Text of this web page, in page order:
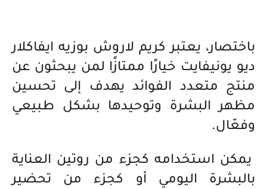
باختصار، يعتبر كريم لاروش بوزيه ايفاكلار
ديو يونيفايت خيارًا ممتازًا لمن يبحثون عن
منتج متعدد الفوائد يهدف إلى تحسين
مظهر البشرة وتوحيدها بشكل طبيعي
وفعّال.
يمكن استخدامه كجزء من روتين العناية
بالبشرة اليومي أو كجزء من تحضير